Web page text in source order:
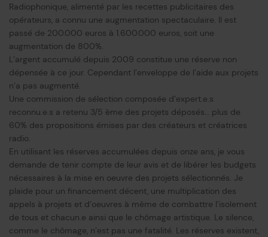
Radiophonique, alimenté par les recettes publicitaires des
opérateurs, a connu une augmentation spectaculaire. Il est
passé de 200.000 euros à 1.600.000 euros, soit une
augmentation de 800%.
L’argent accumulé depuis 2009 constitue une réserve non
dépensée à ce jour. Cependant l’enveloppe de l’aide aux projets
n’a pas augmenté.
Une commission de sélection composée d’expert.e.s
reconnu.e.s a retenu 3/5 ème des projets déposés… plus de
60% des propositions émises par des créateurs et créatrices
radio.
En utilisant les réserves accumulées depuis onze ans, je vous
demande de tenir compte de leur avis et de libérer les budgets
nécessaires à la mise en oeuvre des projets sélectionnés. Je
plaide pour un financement décent, une multiplication des
appels à projets et d’oeuvres à même de combattre l’isolement
de tous et chacun.e ainsi que le chômage artistique. Le silence,
comme le chômage, n’est pas une fatalité. Les réserves existent,